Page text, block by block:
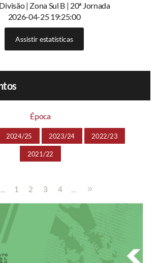
| Zona Sul B | 20ª Jornada
2026-04-25 19:25:00
Assistir estatísticas
Época
2024/25 2023/24 2022/23
2021/22
... 1 2 3 4 ...